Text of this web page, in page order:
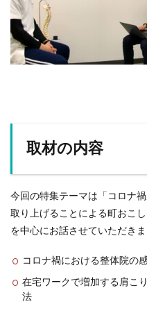
取材の内容
今回の特集テーマは「コロナ
取り上げることによる町おこ
を中心にお話させていただきま
コロナ禍における整体院の
在宅ワークで増加する肩こ
法